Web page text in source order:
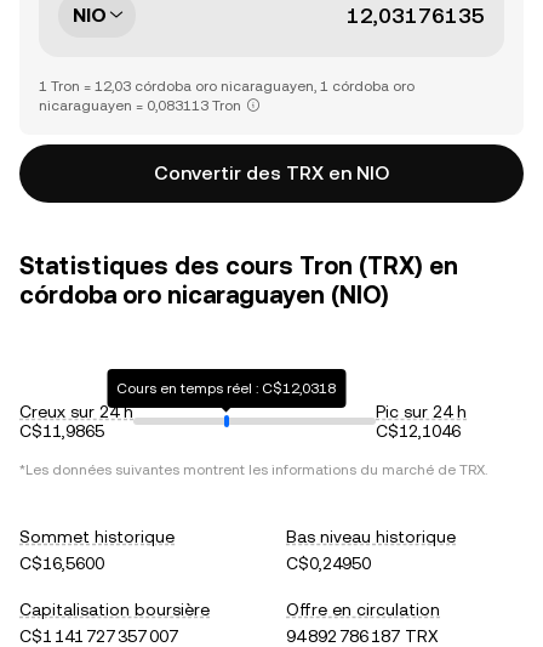
NIO
1 Tron = 12,03 córdoba oro nicaraguayen, 1 córdoba oro
nicaraguayen = 0,083113 Tron
Convertir des TRX en NIO
Statistiques des cours Tron (TRX) en
córdoba oro nicaraguayen (NIO)
Creux sur 24 h
C$11,9865
Cours en temps réel : C$12,0318
Pic sur 24 h
C$12,1046
*Les données suivantes montrent les informations du marché de TRX.
Sommet historique
C$16,5600
Bas niveau historique
C$0,24950
Capitalisation boursière
C$1 141 727 357 007
Offre en circulation
94 892 786 187 TRX